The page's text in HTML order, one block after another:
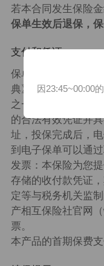
若本合同发生保险
保单生效后退保，
支付和凭证
保单：本产品提供
典》第四百六十九
之一。保险公司提
的合法有效凭证并
址，投保完成后，
到电子保单可以通
发票：本保险为您
存储的收付款凭证
定等与税务机关监
产相互保险社官网
票。
本产品的首期保费
因23:45~00:00